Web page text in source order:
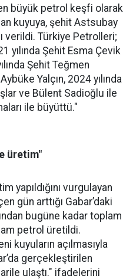
büyük petrol keşfi olarak
kuyuya, şehit Astsubay
verildi. Türkiye Petrolleri;
yılında Şehit Esma Çevik
Şehit Teğmen
Yalçın, 2024 yılında
ve Bülent Sadioğlu ile
ile büyüttü."
üretim"
yapıldığını vurgulayan
gün arttığı Gabar’daki
bugüne kadar toplam
petrol üretildi.
kuyuların açılmasıyla
gerçekleştirilen
ulaştı." ifadelerini